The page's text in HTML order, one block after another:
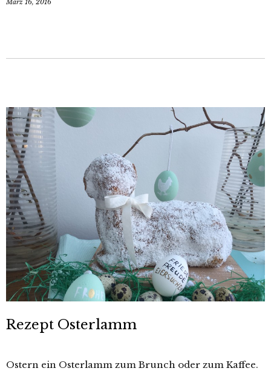
März 16, 2016
Rezept Osterlamm
Ostern ein Osterlamm zum Brunch oder zum Kaffee.